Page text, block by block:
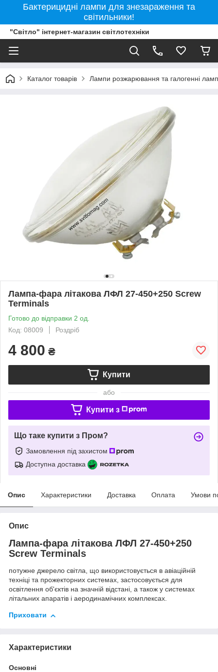
Бактерицидні лампи для знезараження та
світильники!
"Світло" інтернет-магазин світлотехніки
Каталог товарів Лампи розжарювання та галогенні
Лампа-фара літакова ЛФЛ 27-450+250 Screw
Terminals
Готово до відправки 2 од.
Код: 08009
Роздріб
4 800 ₴
Купити
або
Купити з
Що таке купити з Пром?
Замовлення під захистом
Доступна доставка
Опис Характеристики Доставка Оплата Умови
Опис
Лампа-фара літакова ЛФЛ 27-450+250
Screw Terminals
потужне джерело світла, що використовується в авіаційній
техніці та прожекторних системах, застосовується для
освітлення об'єктів на значній відстані, а також у системах
літальних апаратів і аеродинамічних комплексах.
Приховати
Характеристики
Основні